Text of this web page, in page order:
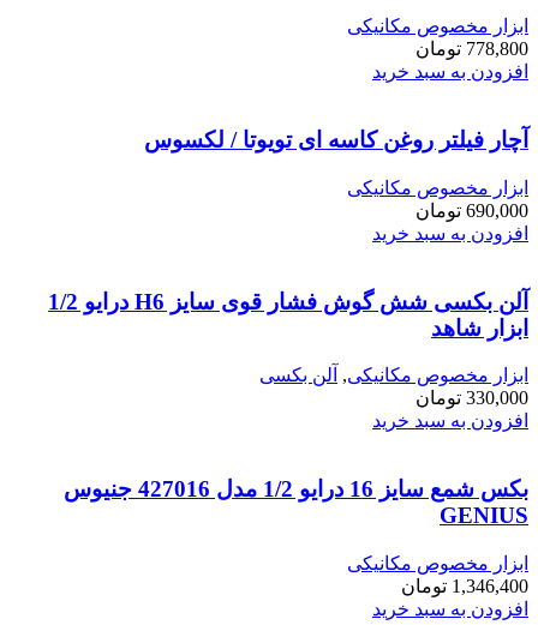
ابزار مخصوص مکانیکی
778,800 تومان
افزودن به سبد خرید
آچار فیلتر روغن کاسه ای تویوتا / لکسوس
ابزار مخصوص مکانیکی
690,000 تومان
افزودن به سبد خرید
آلن بکسی شش گوش فشار قوی سایز H6 درایو 1/2
ابزار شاهد
ابزار مخصوص مکانیکی, آلن بکسی
330,000 تومان
افزودن به سبد خرید
بکس شمع سایز 16 درایو 1/2 مدل 427016 جنیوس
GENIUS
ابزار مخصوص مکانیکی
1,346,400 تومان
افزودن به سبد خرید